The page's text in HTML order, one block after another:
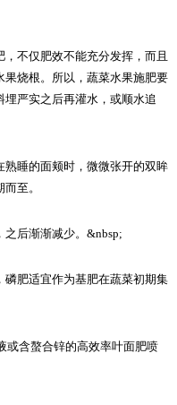
不仅肥效不能充分发挥，而且
烧根。所以，蔬菜水果施肥要
严实之后再灌水，或顺水追
睡的面颊时，微微张开的双眸
至。
后渐渐减少。&nbsp;
肥适宜作为基肥在蔬菜初期集
或含螯合锌的高效率叶面肥喷